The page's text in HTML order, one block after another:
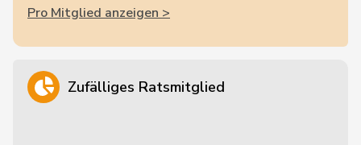
Pro Mitglied anzeigen >
Zufälliges Ratsmitglied